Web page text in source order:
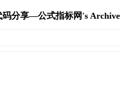
分享—公式指标网's